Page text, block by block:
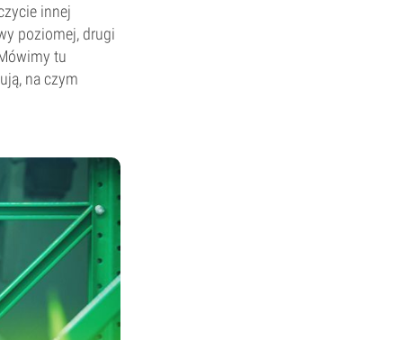
innej
poziomej, drugi
tu
na czym